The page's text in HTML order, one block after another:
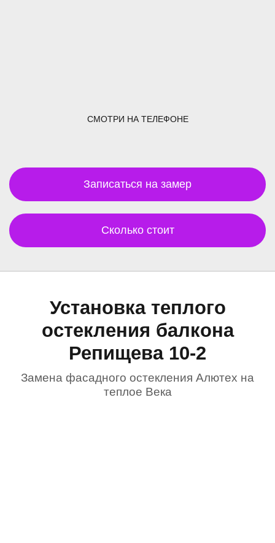
СМОТРИ НА ТЕЛЕФОНЕ
Записаться на замер
Сколько стоит
Установка теплого
остекления балкона
Репищева 10-2
Замена фасадного остекления Алютех на
теплое Века